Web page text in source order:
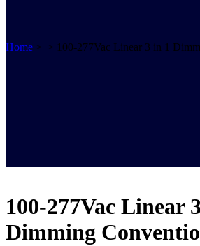
Home > > 100-277Vac Linear 3 in 1
100-277Vac Linear
Dimming